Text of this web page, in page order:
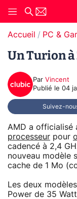
Accueil PC &
Un Turion à
Par Vincent
Publié le 04
Suivez-
AMD a officialisé
processeur pour
cadencé à 2,4
nouveau modèle
cache de 1 Mo
Les deux
Power de 35